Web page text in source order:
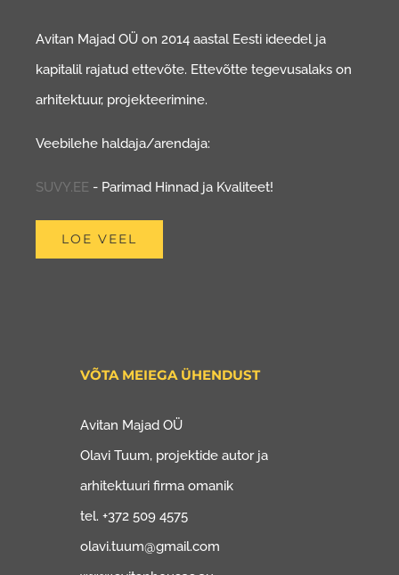
Avitan Majad OÜ on 2014 aastal Eesti ideedel ja
kapitalil rajatud ettevõte. Ettevõtte tegevusalaks on
arhitektuur, projekteerimine.
Veebilehe haldaja/arendaja:
SUVY.EE - Parimad Hinnad ja Kvaliteet!
LOE VEEL
VÕTA MEIEGA ÜHENDUST
Avitan Majad OÜ
Olavi Tuum, projektide autor ja
arhitektuuri firma omanik
tel. +372 509 4575
olavi.tuum@gmail.com